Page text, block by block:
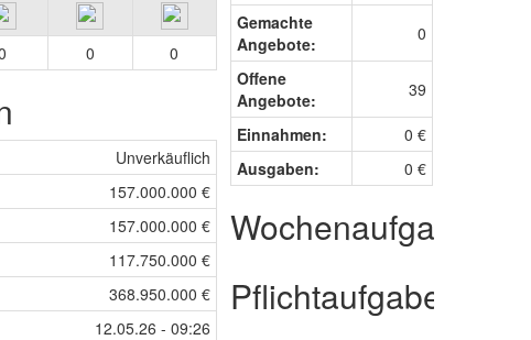
0 0
Unverkäuflich
157.000.000 €
157.000.000 €
117.750.000 €
368.950.000 €
12.05.26 - 09:26
Gemachte
Angebote:
0
Offene
Angebote:
39
Einnahmen:
0 €
Ausgaben:
0 €
Wochenaufgaben
Pflichtaufgabe